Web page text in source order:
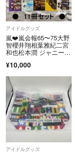
アイドルグッズ
嵐❤️嵐会報65〜75大野
智櫻井翔相葉雅紀二宮
和也松本潤 ジャニーズ
¥10,000
アイドルグッズ